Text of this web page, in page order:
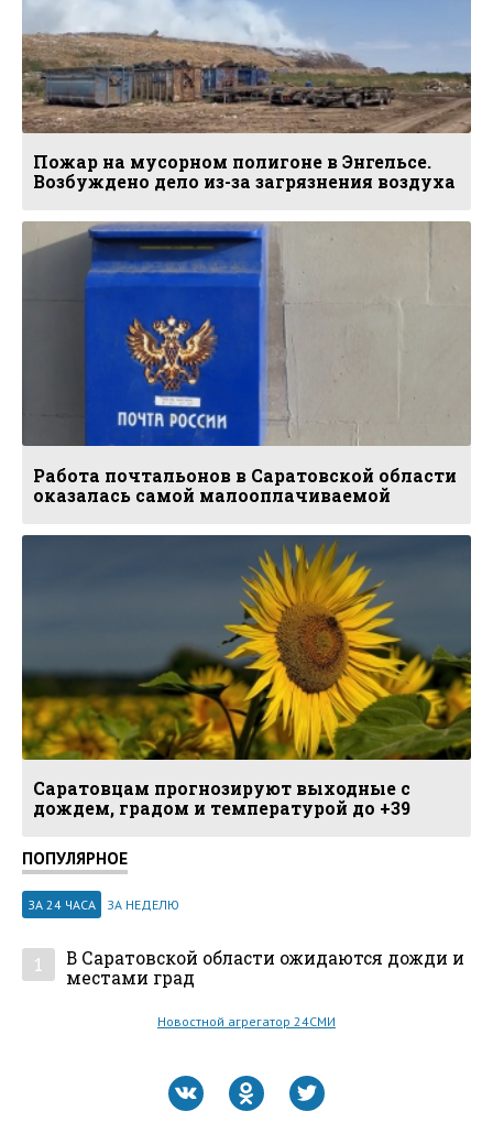
Пожар на мусорном полигоне в Энгельсе.
Возбуждено дело из-за загрязнения воздуха
Работа почтальонов в Саратовской области
оказалась самой малооплачиваемой
Саратовцам прогнозируют выходные с
дождем, градом и температурой до +39
ПОПУЛЯРНОЕ
ЗА 24 ЧАСА ЗА НЕДЕЛЮ
1
В Саратовской области ожидаются дожди и
местами град
Новостной агрегатор 24СМИ